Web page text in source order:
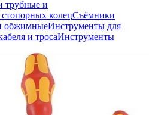
трубные и
колецСъёмники
обжимныеИнструменты для
и тросаИнструменты